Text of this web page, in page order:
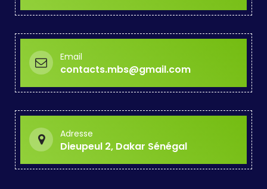
Email
contacts.mbs@gmail.com
Adresse
Dieupeul 2, Dakar Sénégal